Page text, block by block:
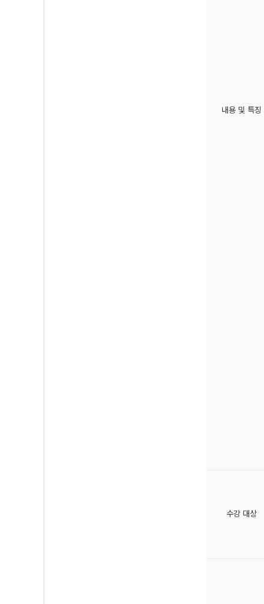
내용 및 특징
수강 대상